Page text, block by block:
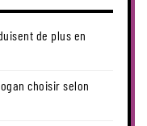
de plus en
choisir selon